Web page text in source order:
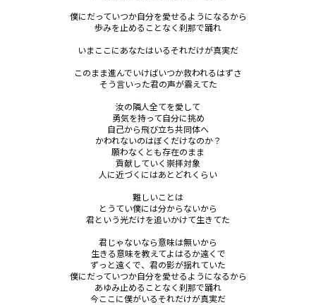
僕にだっていつか自分を愛せるようになるから
歩みを止めることなく刹那で踊れ
いまここにあなたはいるそれだけが真実だ
このまま進んでいけばいつか救われるはずさ
そう言いった君の声が震えてた
汝の隣人全てを愛して
勇気を持って自分に挑め
自己から飛び立ち共同体へ
かわれないのはぼくだけなのか？
願わなくとも存在のまま
貢献していく崇拝対象
人に近づくにはあとどれくらい
難しいことは
とうてい僕には分からないから
君という光だけを追いかけて生きてた
君じゃないなら意味は無いから
生きる意味を教えてよはるか遠くで
ずっと遠くで、君の影が揺れていた
僕にだっていつか自分を愛せるようになるから
あゆみ止めることなく刹那で踊れ
今ここに僕がいるそれだけが真実だ